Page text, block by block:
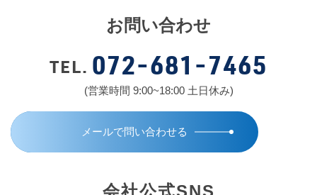
お問い合わせ
TEL. 072-681-7465
(営業時間 9:00~18:00 土日休み)
メールで問い合わせる
会社公式SNS